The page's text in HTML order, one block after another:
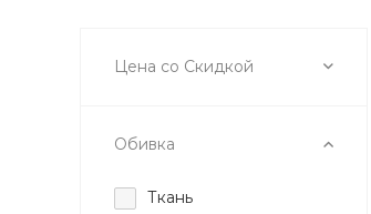
Цена со Скидкой
Обивка
Ткань